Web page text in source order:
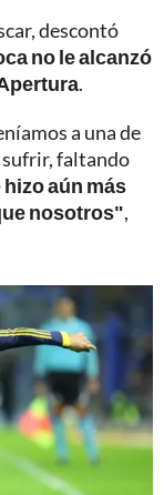
descontó
no le alcanzó
.
a una de
sufrir, faltando
hizo aún más
nosotros",